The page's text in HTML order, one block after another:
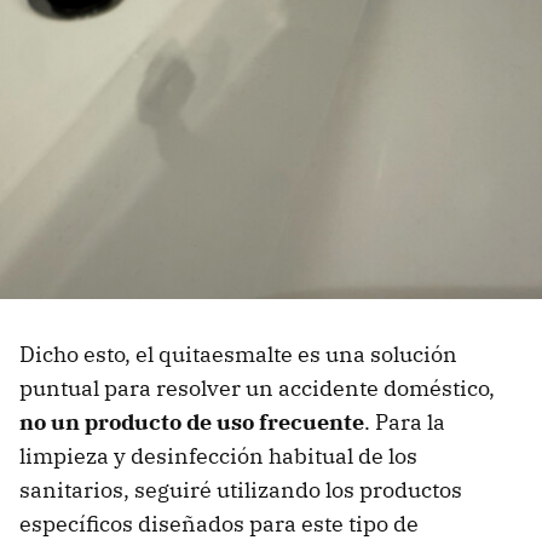
Dicho esto, el quitaesmalte es una solución
puntual para resolver un accidente doméstico,
no un producto de uso frecuente. Para la
limpieza y desinfección habitual de los
sanitarios, seguiré utilizando los productos
específicos diseñados para este tipo de